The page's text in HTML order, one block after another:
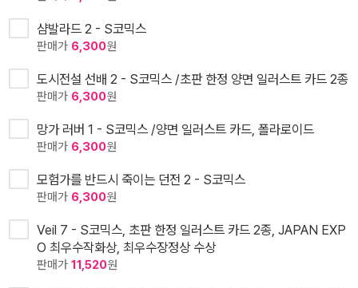
샴발라드 2 - S코믹스
판매가 6,300원
도시전설 선배 2 - S코믹스 /초판 한정 양면 일러스트 카드 2종
판매가 6,300원
망가 러버 1 - S코믹스 /양면 일러스트 카드, 폴라로이드
판매가 6,300원
모험가를 반드시 죽이는 던전 2 - S코믹스
판매가 6,300원
Veil 7 - S코믹스, 초판 한정 일러스트 카드 2종, JAPAN EXP
O 최우수작화상, 최우수장정상 수상
판매가 11,520원